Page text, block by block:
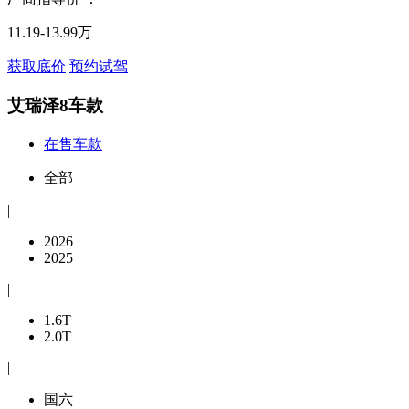
11.19-13.99万
获取底价 预约试驾
艾瑞泽8车款
在售车款
全部
|
2026
2025
|
1.6T
2.0T
|
国六